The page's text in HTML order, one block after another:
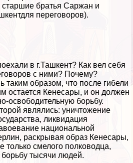
братья Саржан и
переговоров).
в г.Ташкент? Как вел себя
с ними? Почему?
таким образом, что после гибели
остается Кенесары, и он должен
освободительную борьбу.
являлись: уничтожение
ликвидация
национальной
раскрывая образ Кенесары,
только смелого полководца,
тысячи людей.